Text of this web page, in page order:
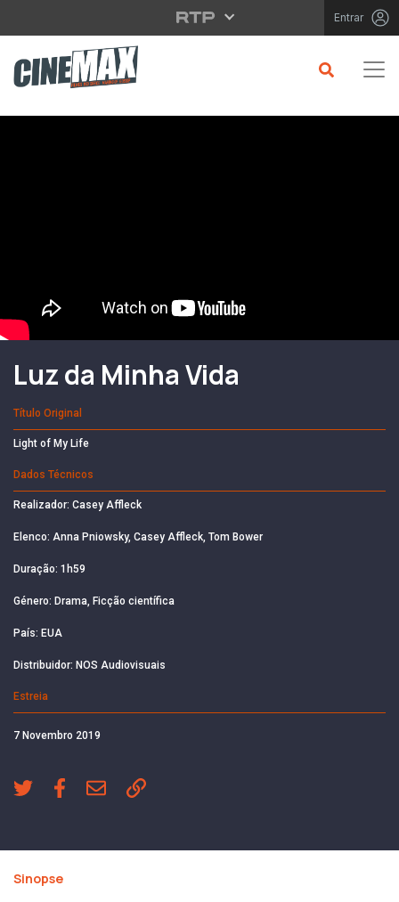
Saltar para o conteúdo principal Entrar
Filme em Cartaz
Luz da Minha Vida
Título Original
Light of My Life
Dados Técnicos
Realizador: Casey Affleck
Elenco: Anna Pniowsky, Casey Affleck, Tom Bower
Duração: 1h59
Género: Drama, Ficção científica
País: EUA
Distribuidor: NOS Audiovisuais
Estreia
7 Novembro 2019
Sinopse